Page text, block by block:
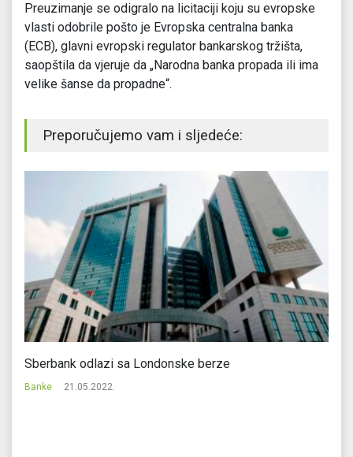
Preuzimanje se odigralo na licitaciji koju su evropske
vlasti odobrile pošto je Evropska centralna banka
(ECB), glavni evropski regulator bankarskog tržišta,
saopštila da vjeruje da „Narodna banka propada ili ima
velike šanse da propadne“.
Preporučujemo vam i sljedeće:
Sberbank odlazi sa Londonske berze
Banke 21.05.2022.